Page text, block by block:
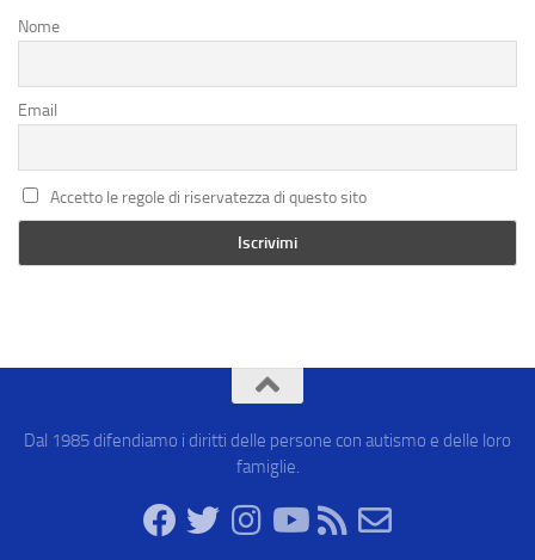
Nome
Email
Accetto le regole di riservatezza di questo sito
Dal 1985 difendiamo i diritti delle persone con autismo e delle loro
famiglie.